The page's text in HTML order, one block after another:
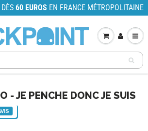
DÈS 60 EUROS EN FRANCE MÉTROPOLITAINE
- JE PENCHE DONC JE SUIS